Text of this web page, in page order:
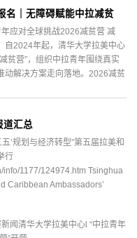
路径。当中国在无障碍、数字
拉美国家在残障服务、基层医
｜无障碍赋能中拉减贫
应对全球挑战2026减贫营 减
自2024年起，清华大学拉美中心
贫营”，组织中拉青年围绕真实
动解决方案走向落地。2026减贫
道汇总
’规划与经济转型”第五届拉美和
行
info/1177/124974.htm Tsinghua
Caribbean Ambassadors’
en/info/1245/14752.htm 第
清华活动现场观察Frontline
闻清华大学拉美中心l “中拉青年